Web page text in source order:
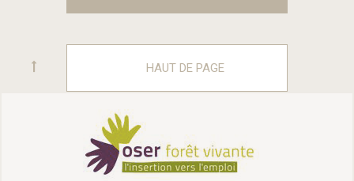
HAUT DE PAGE